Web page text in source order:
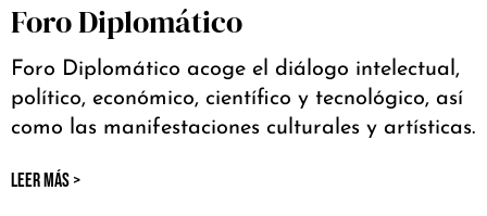
Foro Diplomático
Foro Diplomático acoge el diálogo intelectual,
político, económico, científico y tecnológico, así
como las manifestaciones culturales y artísticas.
LEER MÁS >